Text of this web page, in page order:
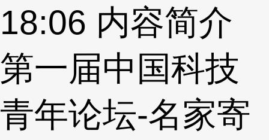
18:06 内容简介
第一届中国科技
青年论坛-名家寄